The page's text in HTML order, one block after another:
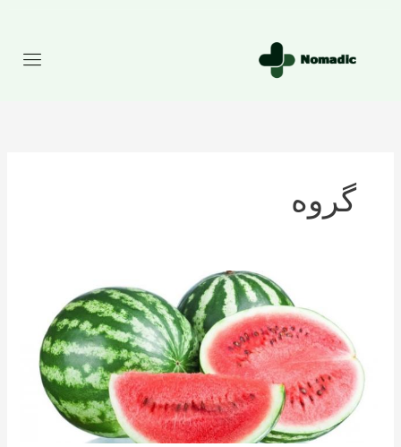
گروه
هندوانه